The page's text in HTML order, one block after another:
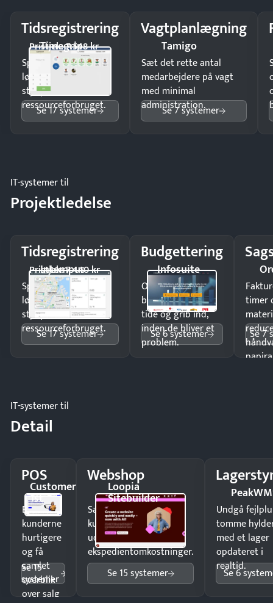
Tidsregistrering
Timegrip
Pristjek: 7.548 kr
Spar tid på
lønberegning og få
styr på
ressourceforbruget.
Se 17 systemer
Vagtplanlægning
Tamigo
Sæt det rette antal
medarbejdere på vagt
med minimal
administration.
Se 7 systemer
IT-systemer til
Projektledelse
Tidsregistrering
Intempus
Pristjek: 7.440 kr
Spar tid på
lønberegning og få
styr på
ressourceforbruget.
Se 17 systemer
Budgettering
Infosuite
Opdag
budgetafvigelser i
tide og grib ind,
inden de bliver et
problem.
Se 6 systemer
timer
Se 7
IT-systemer til
Detail
POS
Customer
1st
Ekspedér
kunderne
hurtigere
og få
samlet
overblik
over salg
Se 15
systemer
Webshop
Loopia
Sitebuilder
Sælg produkter 24/7 til
kunder i hele landet
uden
ekspedientomkostninger.
Se 15 systemer
Undgå
tomme
med et lager
opdateret i
realtid.
Se 6